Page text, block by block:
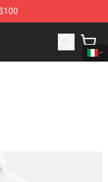
The Legend of